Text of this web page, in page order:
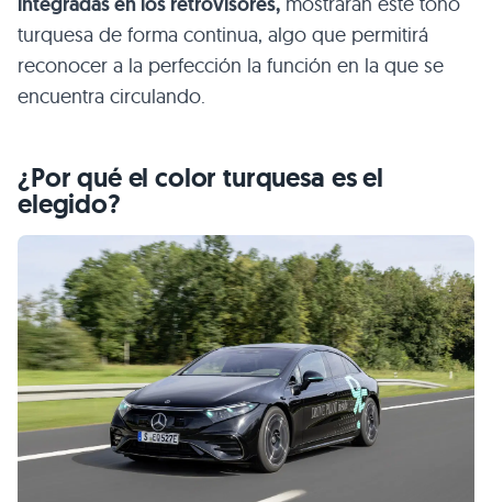
turquesa de forma continua, algo que permitirá
reconocer a la perfección la función en la que se
encuentra circulando.
¿Por qué el color turquesa es el
elegido?